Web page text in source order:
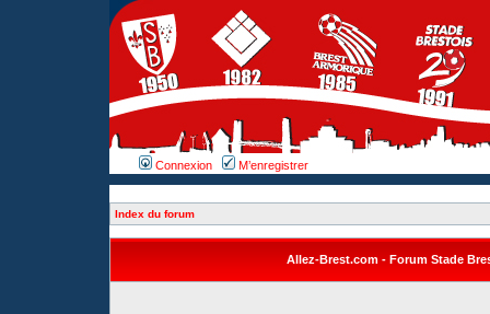
Connexion M’enregistrer
Index du forum
Allez-Brest.com - Forum Stade